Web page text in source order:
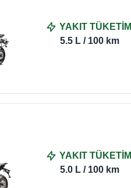
YAKIT TÜKETİMİ
5.5 L / 100 km
YAKIT TÜKETİMİ
5.0 L / 100 km